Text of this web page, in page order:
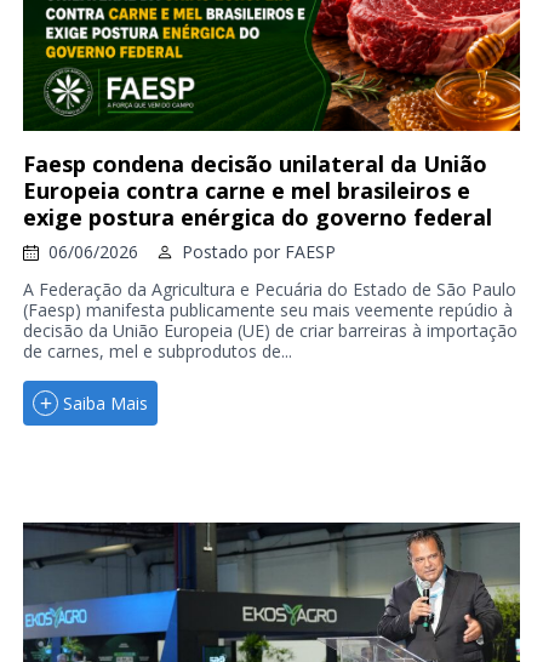
Faesp condena decisão unilateral da União
Europeia contra carne e mel brasileiros e
exige postura enérgica do governo federal
06/06/2026 Postado por FAESP
A Federação da Agricultura e Pecuária do Estado de São Paulo
(Faesp) manifesta publicamente seu mais veemente repúdio à
decisão da União Europeia (UE) de criar barreiras à importação
de carnes, mel e subprodutos de...
Saiba Mais